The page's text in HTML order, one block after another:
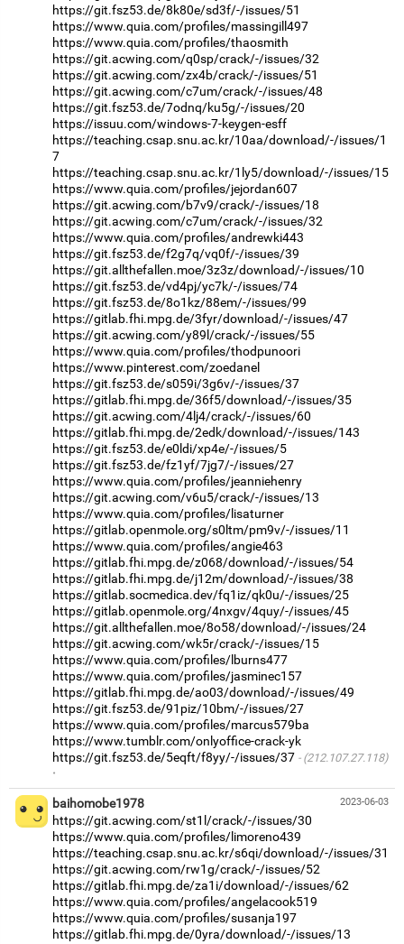
https://git.fsz53.de/8k80e/sd3f/-/issues/51
https://www.quia.com/profiles/massingill497
https://www.quia.com/profiles/thaosmith
https://git.acwing.com/q0sp/crack/-/issues/32
https://git.acwing.com/zx4b/crack/-/issues/51
https://git.acwing.com/c7um/crack/-/issues/48
https://git.fsz53.de/7odnq/ku5g/-/issues/20
https://issuu.com/windows-7-keygen-esff
https://teaching.csap.snu.ac.kr/10aa/download/-/issues/1
7
https://teaching.csap.snu.ac.kr/1ly5/download/-/issues/15
https://www.quia.com/profiles/jejordan607
https://git.acwing.com/b7v9/crack/-/issues/18
https://git.acwing.com/c7um/crack/-/issues/32
https://www.quia.com/profiles/andrewki443
https://git.fsz53.de/f2g7q/vq0f/-/issues/39
https://git.allthefallen.moe/3z3z/download/-/issues/10
https://git.fsz53.de/vd4pj/yc7k/-/issues/74
https://git.fsz53.de/8o1kz/88em/-/issues/99
https://gitlab.fhi.mpg.de/3fyr/download/-/issues/47
https://git.acwing.com/y89l/crack/-/issues/55
https://www.quia.com/profiles/thodpunoori
https://www.pinterest.com/zoedanel
https://git.fsz53.de/s059i/3g6v/-/issues/37
https://gitlab.fhi.mpg.de/36f5/download/-/issues/35
https://git.acwing.com/4lj4/crack/-/issues/60
https://gitlab.fhi.mpg.de/2edk/download/-/issues/143
https://git.fsz53.de/e0ldi/xp4e/-/issues/5
https://git.fsz53.de/fz1yf/7jg7/-/issues/27
https://www.quia.com/profiles/jeanniehenry
https://git.acwing.com/v6u5/crack/-/issues/13
https://www.quia.com/profiles/lisaturner
https://gitlab.openmole.org/s0ltm/pm9v/-/issues/11
https://www.quia.com/profiles/angie463
https://gitlab.fhi.mpg.de/z068/download/-/issues/54
https://gitlab.fhi.mpg.de/j12m/download/-/issues/38
https://gitlab.socmedica.dev/fq1iz/qk0u/-/issues/25
https://gitlab.openmole.org/4nxgv/4quy/-/issues/45
https://git.allthefallen.moe/8o58/download/-/issues/24
https://git.acwing.com/wk5r/crack/-/issues/15
https://www.quia.com/profiles/lburns477
https://www.quia.com/profiles/jasminec157
https://gitlab.fhi.mpg.de/ao03/download/-/issues/49
https://git.fsz53.de/91piz/10bm/-/issues/27
https://www.quia.com/profiles/marcus579ba
https://www.tumblr.com/onlyoffice-crack-yk
https://git.fsz53.de/5eqft/f8yy/-/issues/37
(212.107.27.118)
·
2023-06-03
baihomobe1978
https://git.acwing.com/st1l/crack/-/issues/30
https://www.quia.com/profiles/limoreno439
https://teaching.csap.snu.ac.kr/s6qi/download/-/issues/31
https://git.acwing.com/rw1g/crack/-/issues/52
https://gitlab.fhi.mpg.de/za1i/download/-/issues/62
https://www.quia.com/profiles/angelacook519
https://www.quia.com/profiles/susanja197
https://gitlab.fhi.mpg.de/0yra/download/-/issues/13